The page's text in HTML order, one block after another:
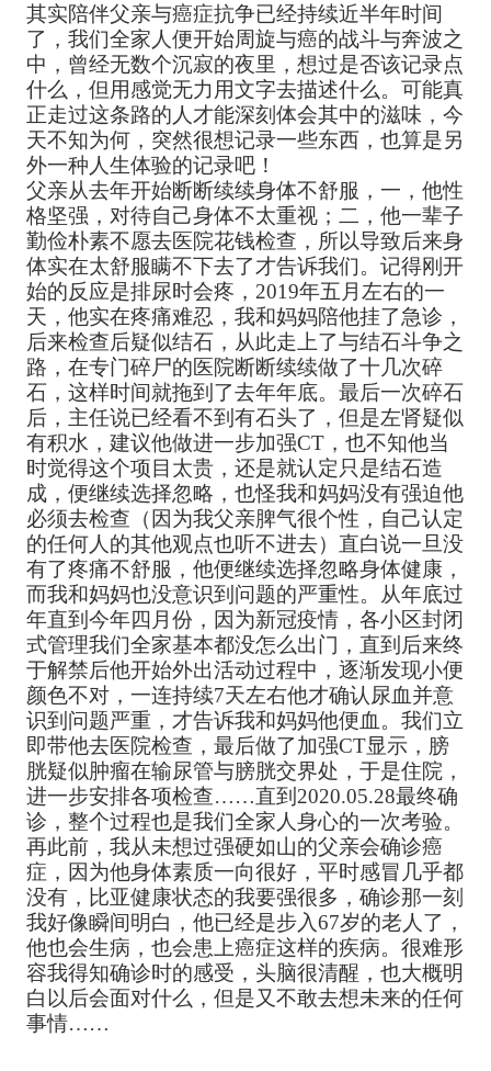
其实陪伴父亲与癌症抗争已经持续近半年时间
了，我们全家人便开始周旋与癌的战斗与奔波之
中，曾经无数个沉寂的夜里，想过是否该记录点
什么，但用感觉无力用文字去描述什么。可能真
正走过这条路的人才能深刻体会其中的滋味，今
天不知为何，突然很想记录一些东西，也算是另
外一种人生体验的记录吧！
父亲从去年开始断断续续身体不舒服，一，他性
格坚强，对待自己身体不太重视；二，他一辈子
勤俭朴素不愿去医院花钱检查，所以导致后来身
体实在太舒服瞒不下去了才告诉我们。记得刚开
始的反应是排尿时会疼，2019年五月左右的一
天，他实在疼痛难忍，我和妈妈陪他挂了急诊，
后来检查后疑似结石，从此走上了与结石斗争之
路，在专门碎尸的医院断断续续做了十几次碎
石，这样时间就拖到了去年年底。最后一次碎石
后，主任说已经看不到有石头了，但是左肾疑似
有积水，建议他做进一步加强CT，也不知他当
时觉得这个项目太贵，还是就认定只是结石造
成，便继续选择忽略，也怪我和妈妈没有强迫他
必须去检查（因为我父亲脾气很个性，自己认定
的任何人的其他观点也听不进去）直白说一旦没
有了疼痛不舒服，他便继续选择忽略身体健康，
而我和妈妈也没意识到问题的严重性。从年底过
年直到今年四月份，因为新冠疫情，各小区封闭
式管理我们全家基本都没怎么出门，直到后来终
于解禁后他开始外出活动过程中，逐渐发现小便
颜色不对，一连持续7天左右他才确认尿血并意
识到问题严重，才告诉我和妈妈他便血。我们立
即带他去医院检查，最后做了加强CT显示，膀
胱疑似肿瘤在输尿管与膀胱交界处，于是住院，
进一步安排各项检查……直到2020.05.28最终确
诊，整个过程也是我们全家人身心的一次考验。
再此前，我从未想过强硬如山的父亲会确诊癌
症，因为他身体素质一向很好，平时感冒几乎都
没有，比亚健康状态的我要强很多，确诊那一刻
我好像瞬间明白，他已经是步入67岁的老人了，
他也会生病，也会患上癌症这样的疾病。很难形
容我得知确诊时的感受，头脑很清醒，也大概明
白以后会面对什么，但是又不敢去想未来的任何
事情……